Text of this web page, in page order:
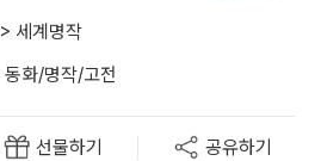
> 세계명작
동화/명작/고전
선물하기 공유하기